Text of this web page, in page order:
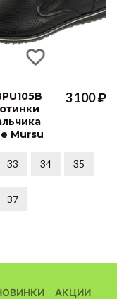
Mursu
3 100 ₽
33 34 35
37
АКЦИИ